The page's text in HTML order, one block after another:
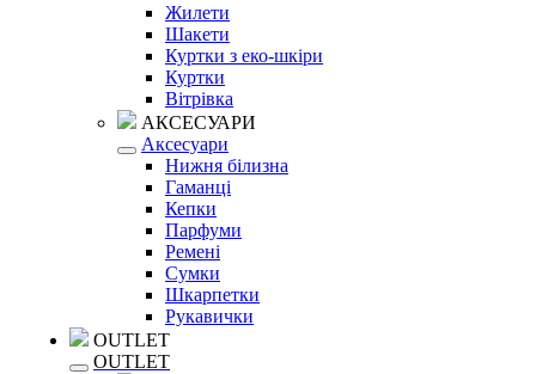
Жилети
Шакети
Куртки з еко-шкіри
Куртки
Вітрівка
АКСЕСУАРИ
Аксесуари
Нижня білизна
Гаманці
Кепки
Парфуми
Ремені
Сумки
Шкарпетки
Рукавички
OUTLET
OUTLET